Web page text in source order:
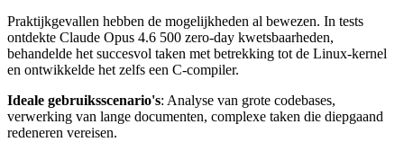
Praktijkgevallen hebben de mogelijkheden al bewezen. In tests
ontdekte Claude Opus 4.6 500 zero-day kwetsbaarheden,
behandelde het succesvol taken met betrekking tot de Linux-kernel
en ontwikkelde het zelfs een C-compiler.
Ideale gebruiksscenario's: Analyse van grote codebases,
verwerking van lange documenten, complexe taken die diepgaand
redeneren vereisen.